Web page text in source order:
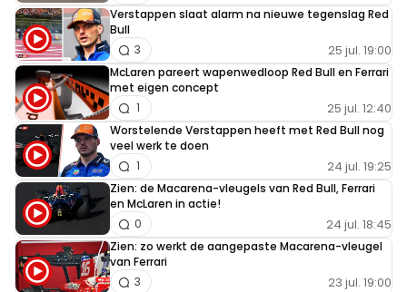
Verstappen slaat alarm na nieuwe tegenslag Red
Bull
25 jul. 19:00
3
McLaren pareert wapenwedloop Red Bull en Ferrari
met eigen concept
25 jul. 12:40
1
Worstelende Verstappen heeft met Red Bull nog
veel werk te doen
24 jul. 19:25
1
Zien: de Macarena-vleugels van Red Bull, Ferrari
en McLaren in actie!
24 jul. 18:45
0
Zien: zo werkt de aangepaste Macarena-vleugel
van Ferrari
23 jul. 19:00
3